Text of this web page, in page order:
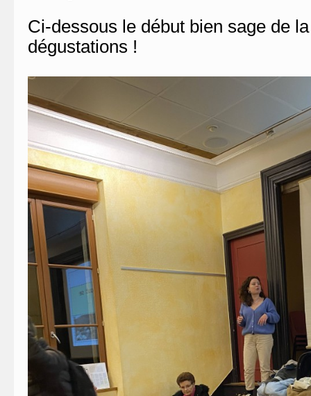
Ci-dessous le début bien sage de
dégustations !